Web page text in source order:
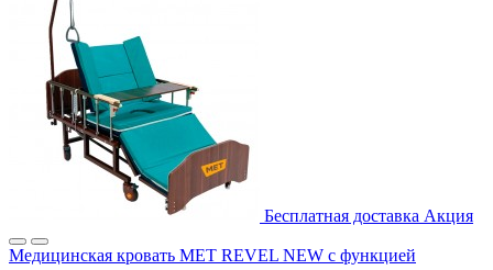
Бесплатная доставка Акция
Медицинская кровать MET REVEL NEW с функцией